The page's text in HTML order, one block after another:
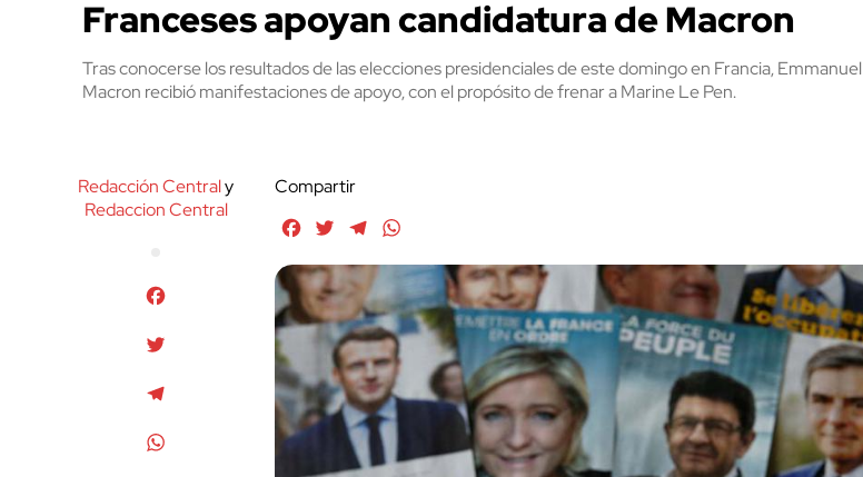
Franceses apoyan candidatura de Macron
Tras conocerse los resultados de las elecciones presidenciales de este domingo en Francia, Emmanuel
Macron recibió manifestaciones de apoyo, con el propósito de frenar a Marine Le Pen.
Redacción Centraly
Redaccion Central
Compartir
FacebookTwitterTelegram